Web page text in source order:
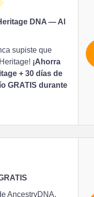
DNA — Al
supiste que
¡Ahorra
+ 30 días de
GRATIS durante
AncestryDNA,